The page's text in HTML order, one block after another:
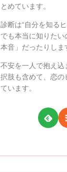
とめています。
診断は“自分を知るヒ
でも本当に知りた
本音」だったりしま
不安を一人で抱え込
択肢も含めて、恋の
ています。